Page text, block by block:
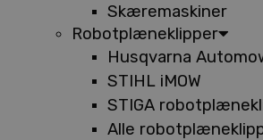
Skæremaskiner
Robotplæneklipper
Husqvarna
STIHL iMOW
STIGA
Alle